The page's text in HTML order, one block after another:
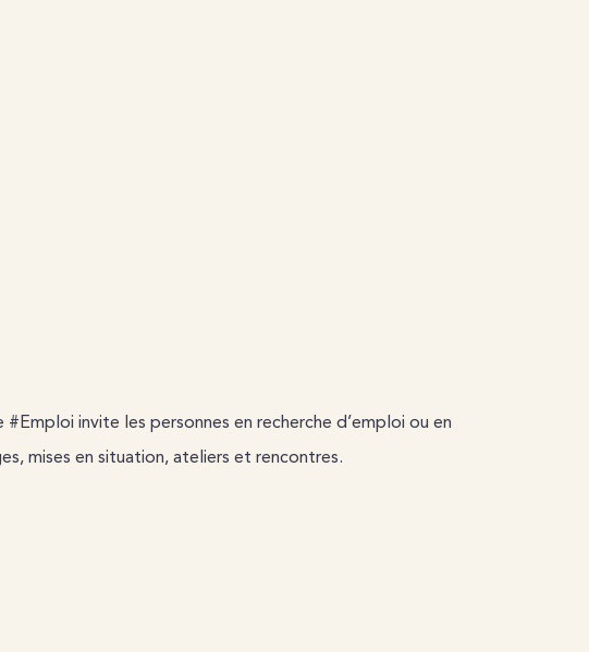
invite les personnes en recherche d’emploi ou en
mises en situation, ateliers et rencontres.